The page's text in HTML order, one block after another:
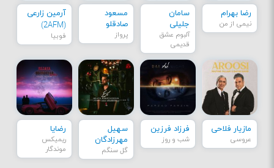
رضا بهرام
نیمی از من
سامان
جلیلی
آلبوم عشق
قدیمی
مسعود
صادقلو
پرواز
آرمین زارعی
(2AFM)
فوبیا
مازیار فلاحی
عروسی
فرزاد فرزین
شب و روز
سهیل
مهرزادگان
گل سنگم
رضایا
ریمیکس
موندگار